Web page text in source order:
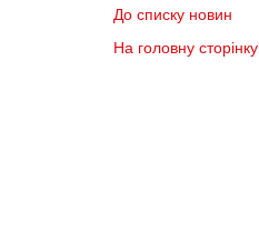
До списку новин
На головну сторінку